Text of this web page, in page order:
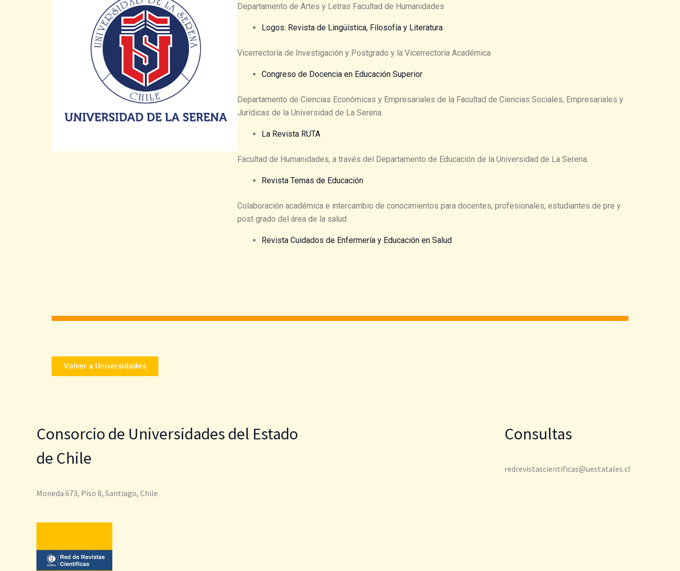
Departamento de Artes y Letras Facultad de Humanidades
Logos: Revista de Lingüística, Filosofía y Literatura
Vicerrectoría de Investigación y Postgrado y la Vicerrectoría Académica
Congreso de Docencia en Educación Superior
Departamento de Ciencias Económicas y Empresariales de la Facultad de Ciencias Sociales, Empresariales y
Jurídicas de la Universidad de La Serena.
La Revista RUTA
Facultad de Humanidades, a través del Departamento de Educación de la Universidad de La Serena.
Revista Temas de Educación
Colaboración académica e intercambio de conocimientos para docentes, profesionales, estudiantes de pre y
post grado del área de la salud.
Revista Cuidados de Enfermería y Educación en Salud
Volver a Universidades
Consorcio de Universidades del Estado
de Chile
Moneda 673, Piso 8, Santiago, Chile
Consultas
redrevistascientificas@uestatales.cl